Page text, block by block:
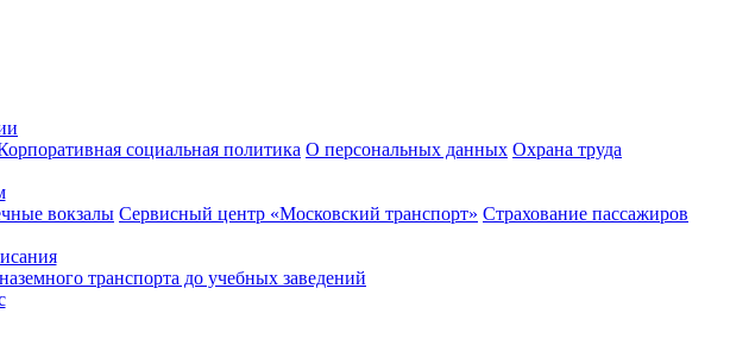
социальная политика О персональных данных Охрана труда
вокзалы Сервисный центр «Московский транспорт» Страхование пассажиров
транспорта до учебных заведений